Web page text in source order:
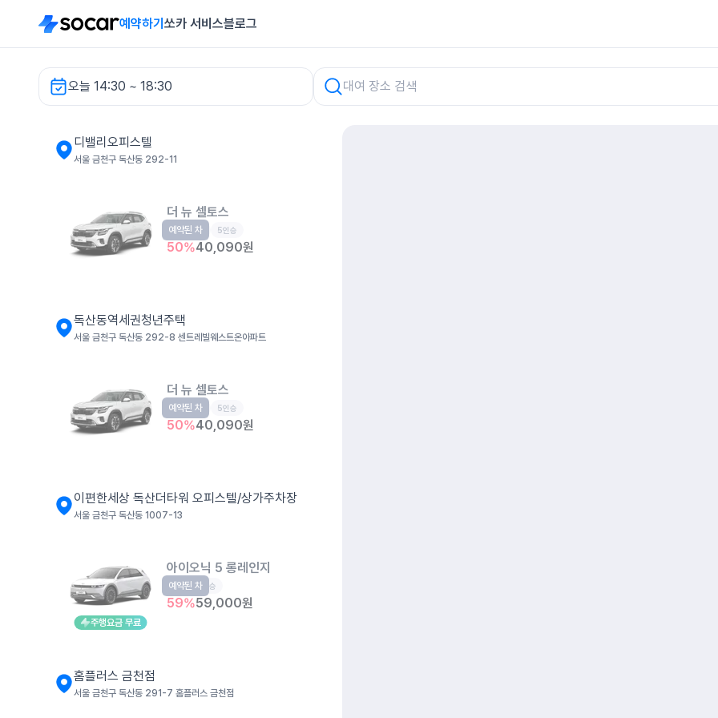
예약하기 쏘카 서비스블로그
오늘 14:30 ~ 18:30
디밸리오피스텔 렌터카
디밸리오피스텔
서울 금천구 독산동 292-11
더 뉴 셀토스
소형SUV 5인승
50%40,090원
예약된 차
독산동역세권청년주택
서울 금천구 독산동 292-8 센트레빌웨스트온아파트
더 뉴 셀토스
소형SUV 5인승
50%40,090원
예약된 차
이편한세상 독산더타워 오피스텔/상가주차장
서울 금천구 독산동 1007-13
주행요금 무료
아이오닉 5 롱레인지
EV 5인승
59%59,000원
예약된 차
홈플러스 금천점
서울 금천구 독산동 291-7 홈플러스 금천점